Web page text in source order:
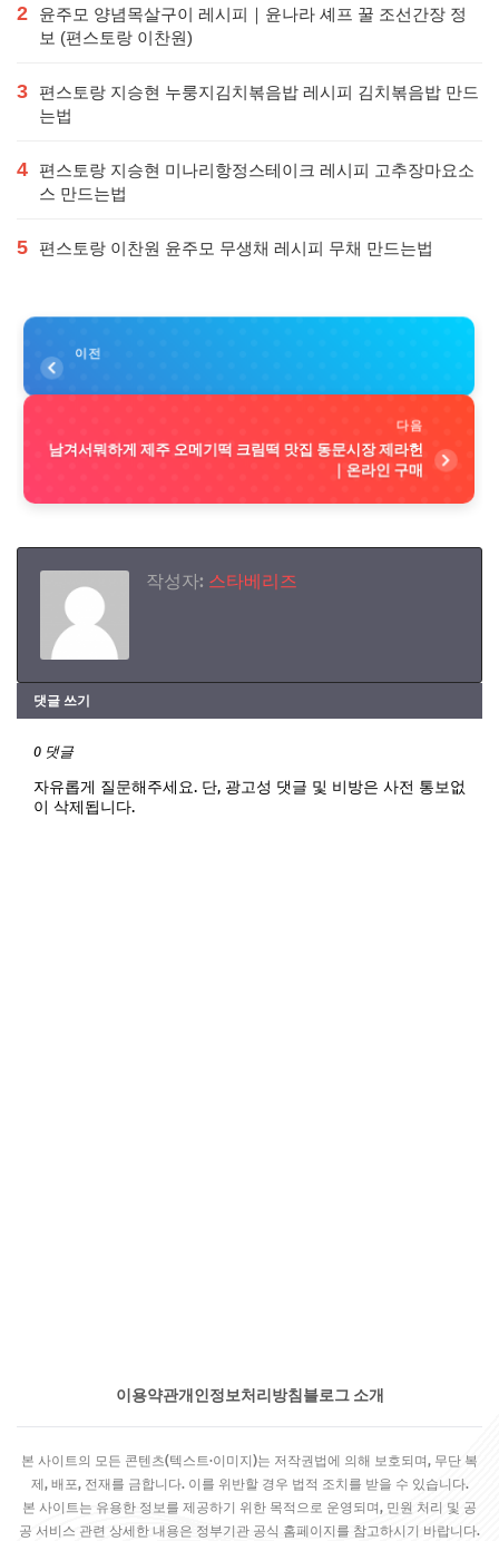
2
윤주모 양념목살구이 레시피｜윤나라 셰프 꿀 조선간장 정
보 (편스토랑 이찬원)
3
편스토랑 지승현 누룽지김치볶음밥 레시피 김치볶음밥 만드
는법
4
편스토랑 지승현 미나리항정스테이크 레시피 고추장마요소
스 만드는법
5 편스토랑 이찬원 윤주모 무생채 레시피 무채 만드는법
이전
다음
남겨서뭐하게 제주 오메기떡 크림떡 맛집 동문시장 제라헌
｜온라인 구매
작성자: 스타베리즈
댓글 쓰기
0 댓글
자유롭게 질문해주세요. 단, 광고성 댓글 및 비방은 사전 통보없
이 삭제됩니다.
이용약관개인정보처리방침 블로그 소개
본 사이트의 모든 콘텐츠(텍스트·이미지)는 저작권법에 의해 보호되며, 무단 복
제, 배포, 전재를 금합니다. 이를 위반할 경우 법적 조치를 받을 수 있습니다.
본 사이트는 유용한 정보를 제공하기 위한 목적으로 운영되며, 민원 처리 및 공
공 서비스 관련 상세한 내용은 정부기관 공식 홈페이지를 참고하시기 바랍니다.